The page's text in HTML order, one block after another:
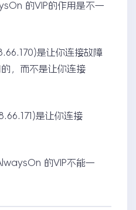
的VIP的作用是不一
是让你连接故障
，而不是让你连接
是让你连接
的VIP不能一